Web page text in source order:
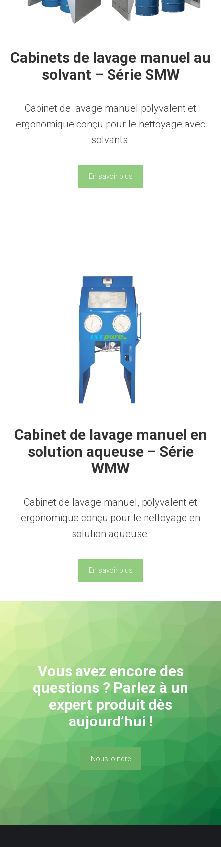
Cabinets de lavage manuel au
solvant – Série SMW
Cabinet de lavage manuel polyvalent et
ergonomique conçu pour le nettoyage avec
solvants.
En savoir plus
Cabinet de lavage manuel en
solution aqueuse – Série
WMW
Cabinet de lavage manuel, polyvalent et
ergonomique conçu pour le nettoyage en
solution aqueuse.
En savoir plus
Vous avez encore des
questions ? Parlez à un
expert produit dès
aujourd’hui !
Nous joindre